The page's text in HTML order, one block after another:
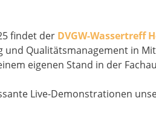
findet der DVGW-Wassertreff
und Qualitätsmanagement in
eigenen Stand in der
Live-Demonstrationen